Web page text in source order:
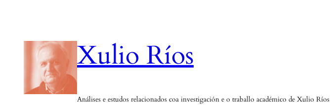
contido
Xulio Ríos
Análises e estudos relacionados coa investigación e o traballo académico de Xulio Ríos